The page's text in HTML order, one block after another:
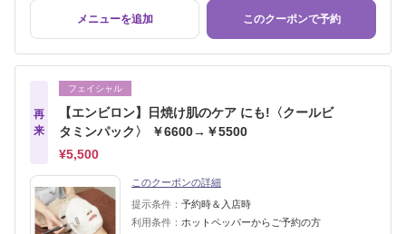
メニューを追加 このクーポンで予約
再
来
フェイシャル
【エンビロン】日焼け肌のケア にも!〈クールビ
タミンパック〉 ￥6600→￥5500
¥5,500
このクーポンの詳細
提示条件： 予約時＆入店時
利用条件： ホットペッパーからご予約の方